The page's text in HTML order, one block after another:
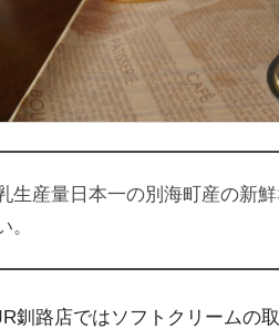
生産量日本一の別海町産の新
。
釧路店ではソフトクリームの